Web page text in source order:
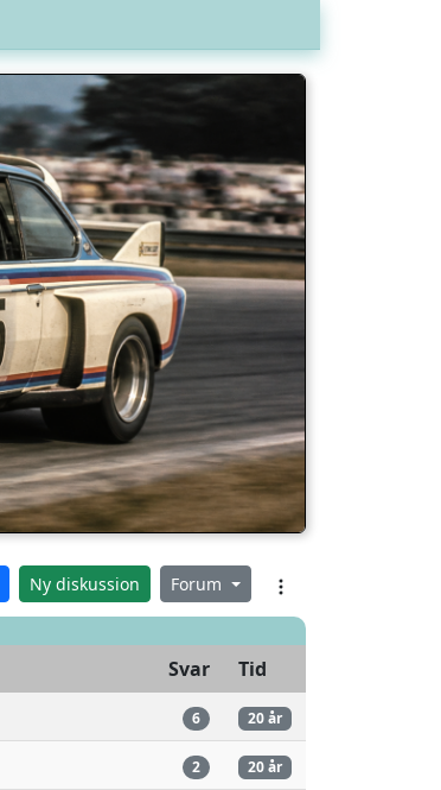
Ny diskussion Forum
Svar
Tid
6 20 år
2 20 år